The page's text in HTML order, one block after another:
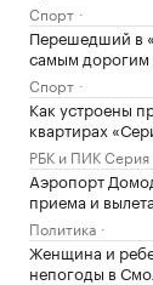
Спорт
Перешедший в
самым дорогим
Спорт
Как устроены
квартирах
РБК и ПИК
Аэропорт
приема и
Политика
Женщина и
непогоды в